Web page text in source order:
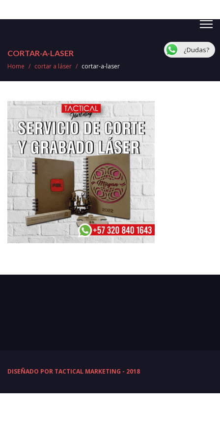
CORTAR-A-LASER
Home / cortar a láser / cortar-a-laser
DISEÑADO POR TACTICAL MARKETING - 2018
¿Dudas?